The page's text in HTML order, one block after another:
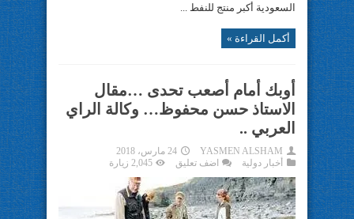
السعودية أكبر منتج للنفط ...
أكمل القراءة »
أوبك أمام أصعب تحدى …مقال
الاستاذ حسن محفوظ… وكالة الراي
العربي ..
YASMEN ALSHAM
24 مارس، 2018
أخبار دولية
اضف تعليق 2,045 زيارة